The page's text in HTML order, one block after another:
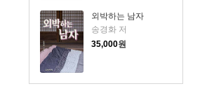
외박하는 남자
송경화 저
35,000원